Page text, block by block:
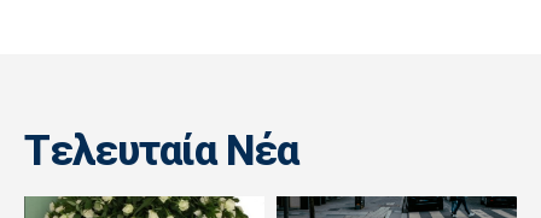
Tελευταία Nέα